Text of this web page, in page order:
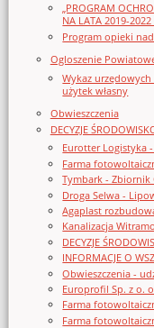
„PROGRAM
NA LATA 2019-2022
Program opieki
Ogloszenie
Wykaz
użytek własny
Obwieszczenia
DECYZJE
Eurotter Logistyka
Farma
Tymbark - Zbiornik
Droga Selwa -
Agaplast
Kanalizacja
DECYZJE
INFORMACJE O
Obwieszczenia -
Europrofil Sp. z o.
Farma
Farma